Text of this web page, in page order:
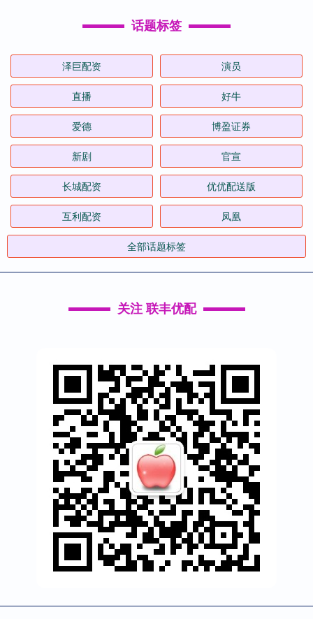
话题标签
泽巨配资 演员
直播 好牛
爱德 博盈证券
新剧 官宣
长城配资 优优配送版
互利配资 凤凰
全部话题标签
关注 联丰优配